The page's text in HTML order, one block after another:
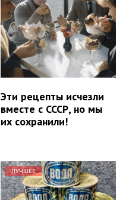
Эти рецепты исчезли
вместе с СССР, но мы
их сохранили!
ЛУЧШЕЕ